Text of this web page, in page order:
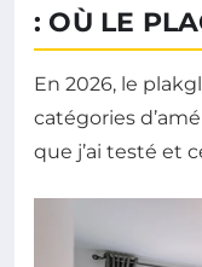
: OÙ LE
En 2026, le
catégories
que j’ai testé et